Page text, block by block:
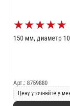
★★★★★
150 мм, диаметр
Арт.: 8759880
Цену уточняйте у